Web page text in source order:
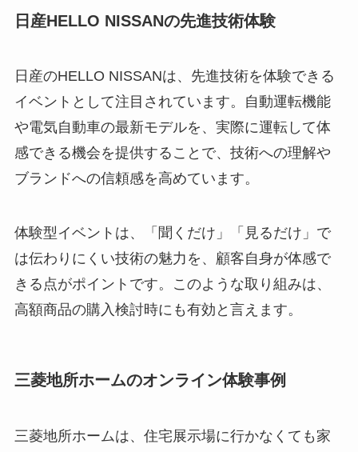
日産HELLO NISSANの先進技術体験
日産のHELLO NISSANは、先進技術を体験できる
イベントとして注目されています。自動運転機能
や電気自動車の最新モデルを、実際に運転して体
感できる機会を提供することで、技術への理解や
ブランドへの信頼感を高めています。
体験型イベントは、「聞くだけ」「見るだけ」で
は伝わりにくい技術の魅力を、顧客自身が体感で
きる点がポイントです。このような取り組みは、
高額商品の購入検討時にも有効と言えます。
三菱地所ホームのオンライン体験事例
三菱地所ホームは、住宅展示場に行かなくても家